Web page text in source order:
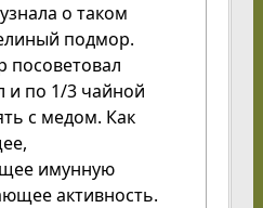
о таком
подмор.
посоветовал
и по 1/3 чайной
с медом. Как
имунную
активность.